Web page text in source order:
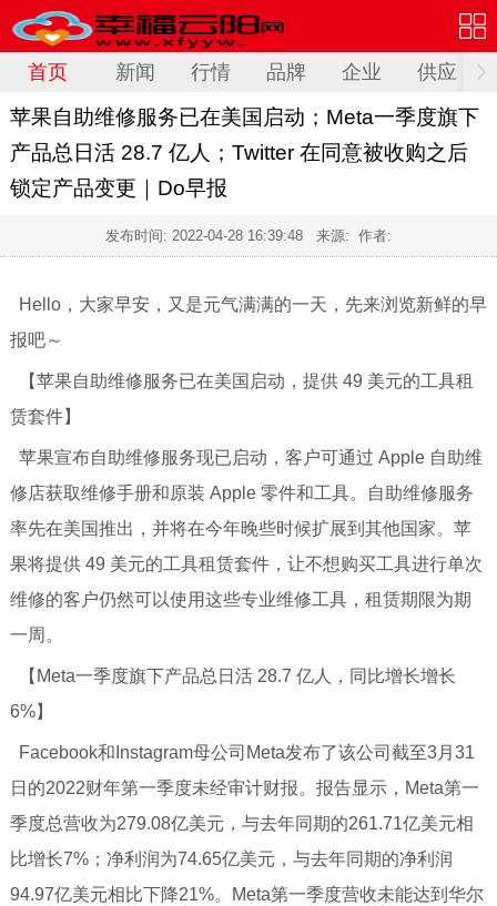
首页 新闻 行情 品牌 企业 供应
苹果自助维修服务已在美国启动；Meta一季度旗下
产品总日活 28.7 亿人；Twitter 在同意被收购之后
锁定产品变更｜Do早报
发布时间: 2022-04-28 16:39:48 来源: 作者:
Hello，大家早安，又是元气满满的一天，先来浏览新鲜的早
报吧～
【苹果自助维修服务已在美国启动，提供 49 美元的工具租
赁套件】
苹果宣布自助维修服务现已启动，客户可通过 Apple 自助维
修店获取维修手册和原装 Apple 零件和工具。自助维修服务
率先在美国推出，并将在今年晚些时候扩展到其他国家。苹
果将提供 49 美元的工具租赁套件，让不想购买工具进行单次
维修的客户仍然可以使用这些专业维修工具，租赁期限为期
一周。
【Meta一季度旗下产品总日活 28.7 亿人，同比增长增长
6%】
Facebook和Instagram母公司Meta发布了该公司截至3月31
日的2022财年第一季度未经审计财报。报告显示，Meta第一
季度总营收为279.08亿美元，与去年同期的261.71亿美元相
比增长7%；净利润为74.65亿美元，与去年同期的净利润
94.97亿美元相比下降21%。Meta第一季度营收未能达到华尔